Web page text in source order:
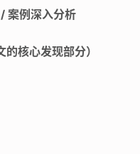
案例深入分析
的核心发现部分）